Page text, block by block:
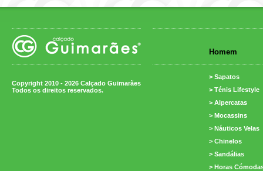
Copyright 2010 - 2026 Calçado Guimarães
Todos os direitos reservados.
Homem
> Sapatos
> Ténis Lifestyle
> Alpercatas
> Mocassins
> Náuticos Velas
> Chinelos
> Sandálias
> Horas